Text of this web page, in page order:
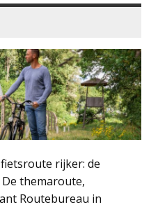
rijker: de
themaroute,
Routebureau in